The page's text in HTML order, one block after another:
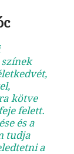
kötve
felett.
és a
tudja
a